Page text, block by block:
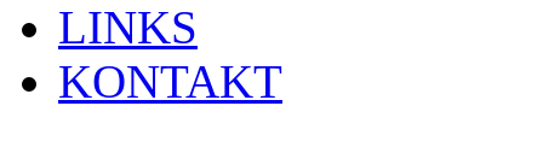
LINKS
KONTAKT